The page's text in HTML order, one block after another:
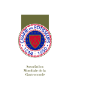
Siirry
sivun
sisältöön
Chaîne des